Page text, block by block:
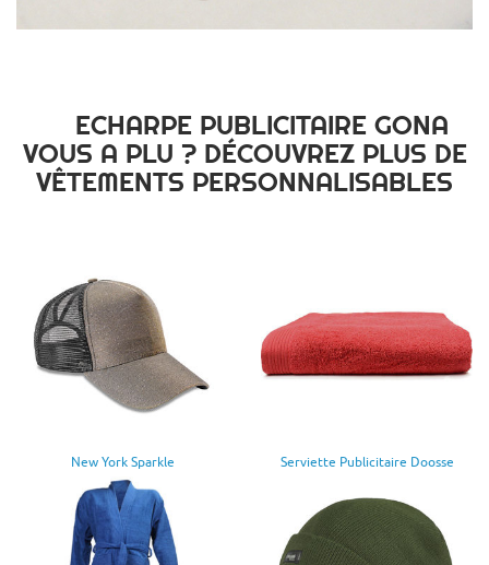
ECHARPE PUBLICITAIRE GONA
VOUS A PLU ? DÉCOUVREZ PLUS DE
VÊTEMENTS PERSONNALISABLES
New York Sparkle Serviette Publicitaire Doosse